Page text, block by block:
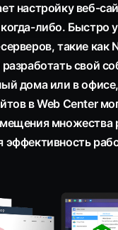
настройку веб-
либо. Быстро
такие как
свой
дома или в
в Web Center
множества
эффективность